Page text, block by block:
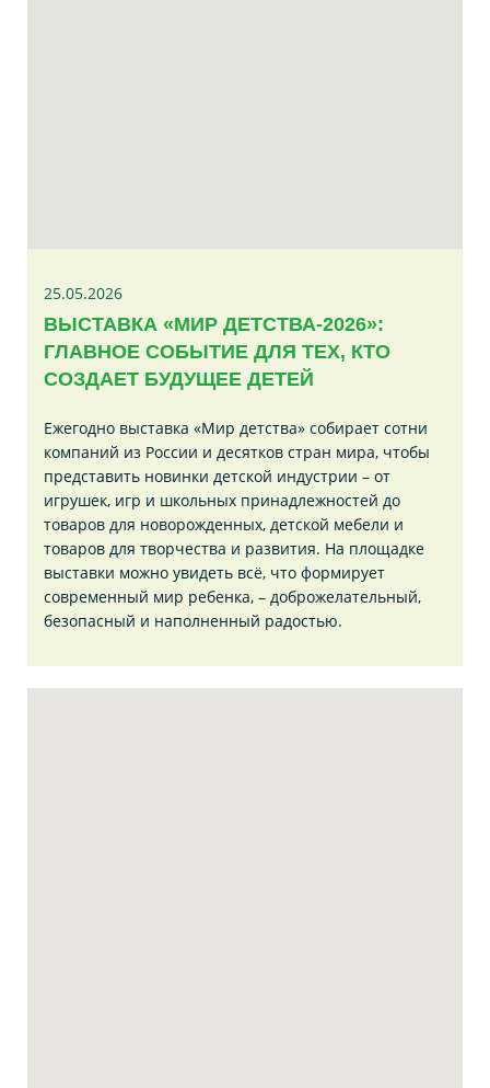
25.05.2026
ВЫСТАВКА «МИР ДЕТСТВА-2026»:
ГЛАВНОЕ СОБЫТИЕ ДЛЯ ТЕХ, КТО
СОЗДАЕТ БУДУЩЕЕ ДЕТЕЙ
Ежегодно выставка «Мир детства» собирает сотни
компаний из России и десятков стран мира, чтобы
представить новинки детской индустрии – от
игрушек, игр и школьных принадлежностей до
товаров для новорожденных, детской мебели и
товаров для творчества и развития. На площадке
выставки можно увидеть всё, что формирует
современный мир ребенка, – доброжелательный,
безопасный и наполненный радостью.